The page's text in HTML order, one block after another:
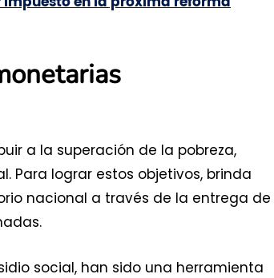
a la superación de la pobreza,
Para lograr estos objetivos, brinda
nacional a través de la entrega de
social, han sido una herramienta